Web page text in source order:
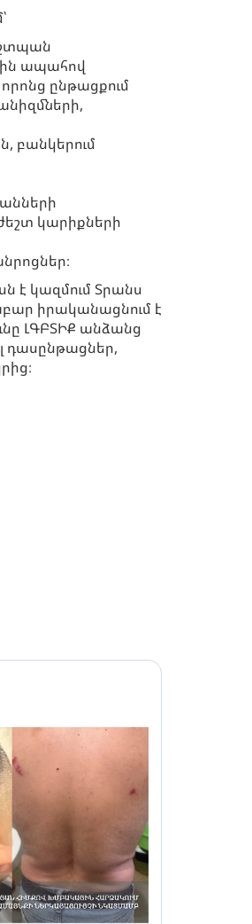
ապահով
ընթացքում
բանկերում
կարիքների
է կազմում Տրանս
իրականացնում է
ԼԳԲՏԻՔ անձանց
դասընթացներ,